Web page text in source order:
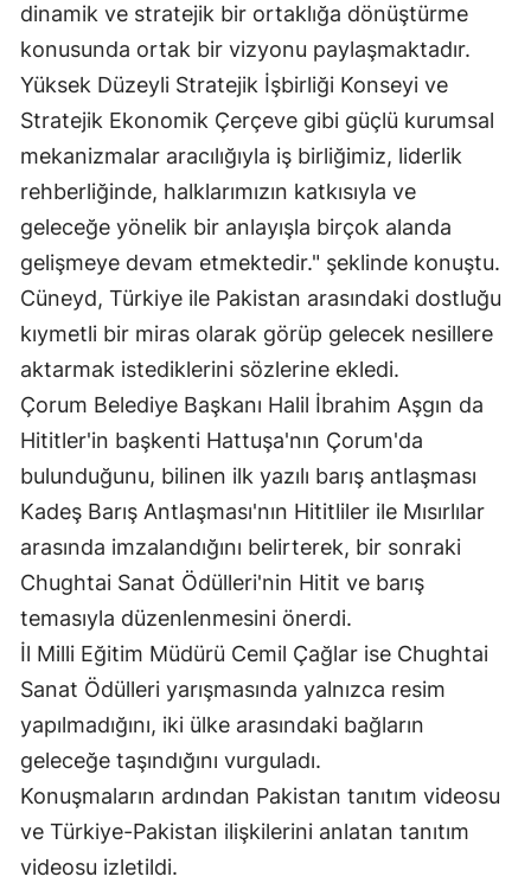
Mardin
Muğla
Muş
Nevşehir
Niğde
Ordu
Rize
Sakarya
Samsun
Sinop
Sivas
Tokat
Trabzon
Şanlıurfa
Uşak
dinamik ve stratejik bir ortaklığa dönüştürme
konusunda ortak bir vizyonu paylaşmaktadır.
Yüksek Düzeyli Stratejik İşbirliği Konseyi ve
Stratejik Ekonomik Çerçeve gibi güçlü kurumsal
mekanizmalar aracılığıyla iş birliğimiz, liderlik
rehberliğinde, halklarımızın katkısıyla ve
geleceğe yönelik bir anlayışla birçok alanda
gelişmeye devam etmektedir." şeklinde konuştu.
Cüneyd, Türkiye ile Pakistan arasındaki dostluğu
kıymetli bir miras olarak görüp gelecek nesillere
aktarmak istediklerini sözlerine ekledi.
Çorum Belediye Başkanı Halil İbrahim Aşgın da
Hititler'in başkenti Hattuşa'nın Çorum'da
bulunduğunu, bilinen ilk yazılı barış antlaşması
Kadeş Barış Antlaşması'nın Hititliler ile Mısırlılar
arasında imzalandığını belirterek, bir sonraki
Chughtai Sanat Ödülleri'nin Hitit ve barış
temasıyla düzenlenmesini önerdi.
İl Milli Eğitim Müdürü Cemil Çağlar ise Chughtai
Sanat Ödülleri yarışmasında yalnızca resim
yapılmadığını, iki ülke arasındaki bağların
geleceğe taşındığını vurguladı.
Konuşmaların ardından Pakistan tanıtım videosu
ve Türkiye-Pakistan ilişkilerini anlatan tanıtım
videosu izletildi.